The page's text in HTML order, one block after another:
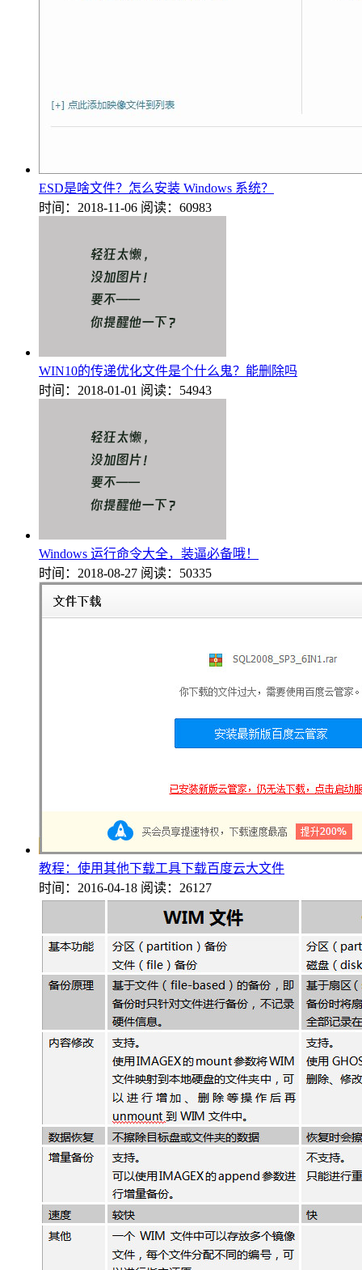
ESD是啥文件？怎么安装 Windows 系统？
时间：2018-11-06 阅读：60983
WIN10的传递优化文件是个什么鬼？能删除吗
时间：2018-01-01 阅读：54943
Windows 运行命令大全，装逼必备哦！
时间：2018-08-27 阅读：50335
教程：使用其他下载工具下载百度云大文件
时间：2016-04-18 阅读：26127